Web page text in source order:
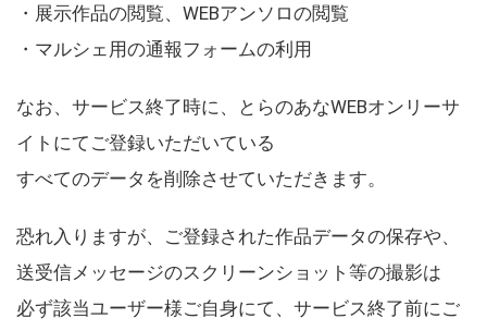
・展示作品の閲覧、WEBアンソロの閲覧
・マルシェ用の通報フォームの利用
なお、サービス終了時に、とらのあなWEBオンリーサ
イトにてご登録いただいている
すべてのデータを削除させていただきます。
恐れ入りますが、ご登録された作品データの保存や、
送受信メッセージのスクリーンショット等の撮影は
必ず該当ユーザー様ご自身にて、サービス終了前にご